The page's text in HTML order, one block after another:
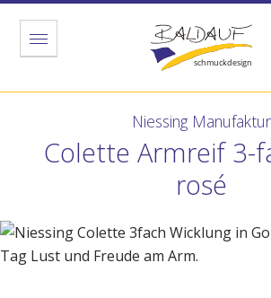
Niessing Manufaktur
Colette Armreif 3-
rosé